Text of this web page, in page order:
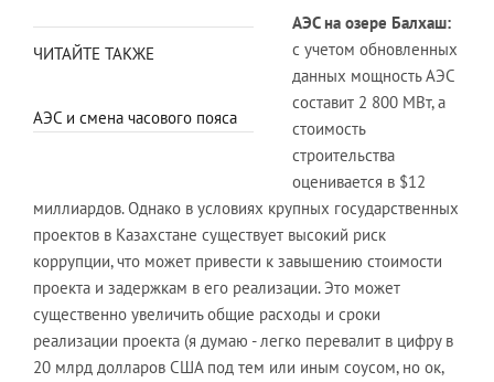
ЧИТАЙТЕ ТАКЖЕ
АЭС и смена часового пояса
АЭС на озере Балхаш:
с учетом обновленных
данных мощность АЭС
составит 2 800 МВт, а
стоимость
строительства
оценивается в $12
миллиардов. Однако в условиях крупных государственных
проектов в Казахстане существует высокий риск
коррупции, что может привести к завышению стоимости
проекта и задержкам в его реализации. Это может
существенно увеличить общие расходы и сроки
реализации проекта (я думаю - легко перевалит в цифру в
20 млрд долларов США под тем или иным соусом, но ок,